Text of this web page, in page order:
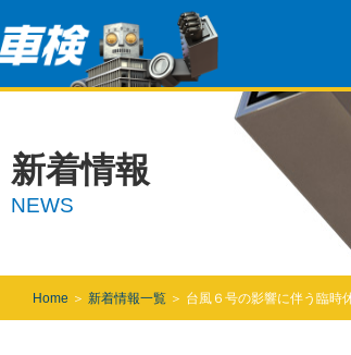
新着情報
NEWS
Home ＞ 新着情報一覧 ＞ 台風６号の影響に伴う臨